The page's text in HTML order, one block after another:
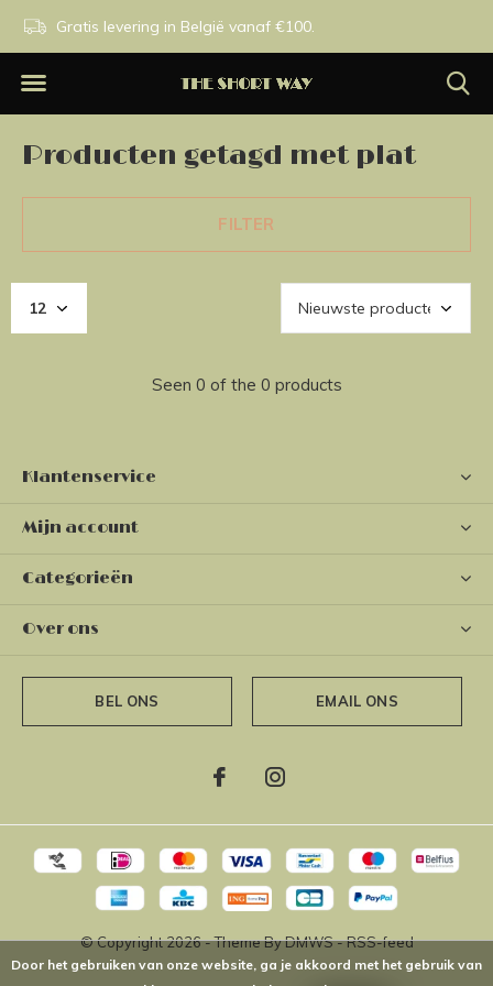
Gratis levering in België vanaf €100.
Producten getagd met plat
FILTER
Seen 0 of the 0 products
Klantenservice
Mijn account
Categorieën
Over ons
BEL ONS EMAIL ONS
© Copyright2026- Theme ByDMWS-RSS-feed
Door het gebruiken van onze website, ga je akkoord met het gebruik van